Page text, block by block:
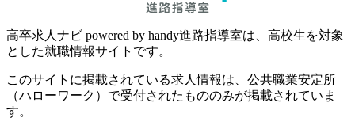
高卒求人ナビ powered by handy進路指導室は、高校生を対象
とした就職情報サイトです。
このサイトに掲載されている求人情報は、公共職業安定所
（ハローワーク）で受付されたもののみが掲載されていま
す。